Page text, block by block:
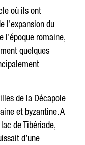
où ils ont
l’expansion du
l’époque romaine,
quelques
de la Décapole
et byzantine. A
de Tibériade,
d’une